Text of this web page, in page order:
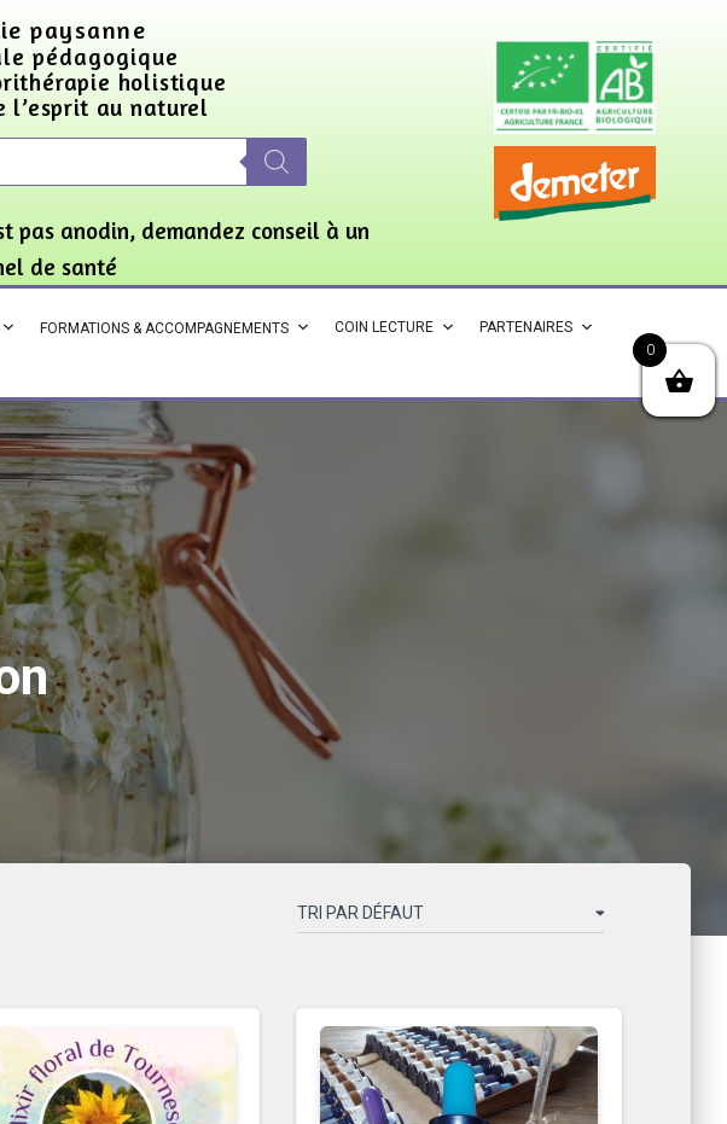
paysanne
pédagogique
holistique
l’esprit au naturel
pas anodin, demandez conseil à un
de santé
FORMATIONS & ACCOMPAGNEMENTS COIN LECTURE
PARTENAIRES
0